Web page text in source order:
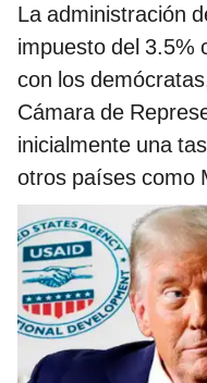
La administración
impuesto del 3.5%
con los
Cámara de
inicialmente una
otros países como